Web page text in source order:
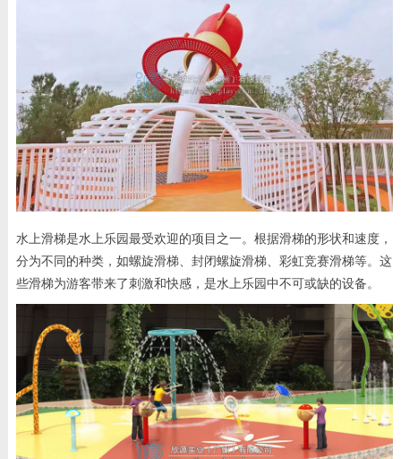
水上滑梯是水上乐园最受欢迎的项目之一。根据滑梯的形状和速度，
分为不同的种类，如螺旋滑梯、封闭螺旋滑梯、彩虹竞赛滑梯等。这
些滑梯为游客带来了刺激和快感，是水上乐园中不可或缺的设备。